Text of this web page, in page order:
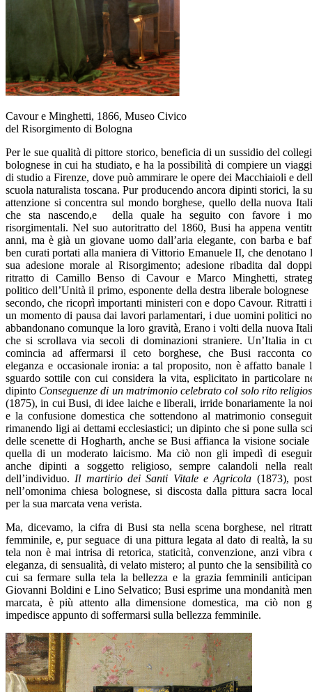
Cavour e Minghetti, 1866, Museo Civico
del Risorgimento di Bologna
Per le sue qualità di pittore storico, beneficia di un sussidio del
bolognese in cui ha studiato, e ha la possibilità di compiere un
di studio a Firenze, dove può ammirare le opere dei Macchiaioli e
scuola naturalista toscana. Pur producendo ancora dipinti storici, la
attenzione si concentra sul mondo borghese, quello della nuova
che sta nascendo,e della quale ha seguito con favore i
risorgimentali. Nel suo autoritratto del 1860, Busi ha appena
anni, ma è già un giovane uomo dall’aria elegante, con barba e
ben curati portati alla maniera di Vittorio Emanuele II, che denotano
sua adesione morale al Risorgimento; adesione ribadita dal
ritratto di Camillo Benso di Cavour e Marco Minghetti,
politico dell’Unità il primo, esponente della destra liberale
secondo, che ricoprì importanti ministeri con e dopo Cavour. Ritratti
un momento di pausa dai lavori parlamentari, i due uomini politici
abbandonano comunque la loro gravità, Erano i volti della nuova
che si scrollava via secoli di dominazioni straniere. Un’Italia in
comincia ad affermarsi il ceto borghese, che Busi racconta
eleganza e occasionale ironia: a tal proposito, non è affatto banale
sguardo sottile con cui considera la vita, esplicitato in particolare
dipinto Conseguenze di un matrimonio celebrato col solo rito
(1875), in cui Busi, di idee laiche e liberali, irride bonariamente la
e la confusione domestica che sottendono al matrimonio
rimanendo ligi ai dettami ecclesiastici; un dipinto che si pone sulla
delle scenette di Hogharth, anche se Busi affianca la visione sociale
quella di un moderato laicismo. Ma ciò non gli impedì di
anche dipinti a soggetto religioso, sempre calandoli nella
dell’individuo. Il martirio dei Santi Vitale e Agricola (1873),
nell’omonima chiesa bolognese, si discosta dalla pittura sacra
per la sua marcata vena verista.
Ma, dicevamo, la cifra di Busi sta nella scena borghese, nel
femminile, e, pur seguace di una pittura legata al dato di realtà, la
tela non è mai intrisa di retorica, staticità, convenzione, anzi vibra
eleganza, di sensualità, di velato mistero; al punto che la sensibilità
cui sa fermare sulla tela la bellezza e la grazia femminili
Giovanni Boldini e Lino Selvatico; Busi esprime una mondanità
marcata, è più attento alla dimensione domestica, ma ciò non
impedisce appunto di soffermarsi sulla bellezza femminile.